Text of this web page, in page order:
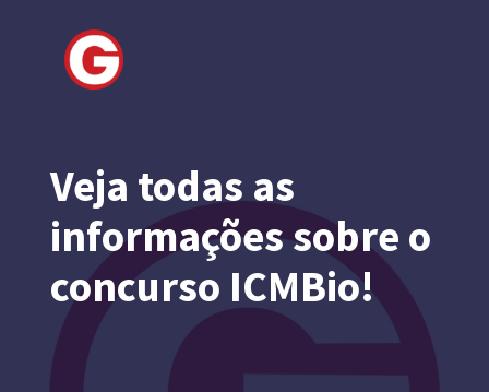
Veja todas as
informações sobre o
concurso ICMBio!